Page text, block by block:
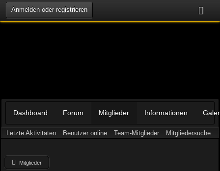
Anmelden oder registrieren
Dashboard Forum Mitglieder Informationen
Letzte Aktivitäten Benutzer online Team-Mitglieder Mitgliedersuche
Mitglieder